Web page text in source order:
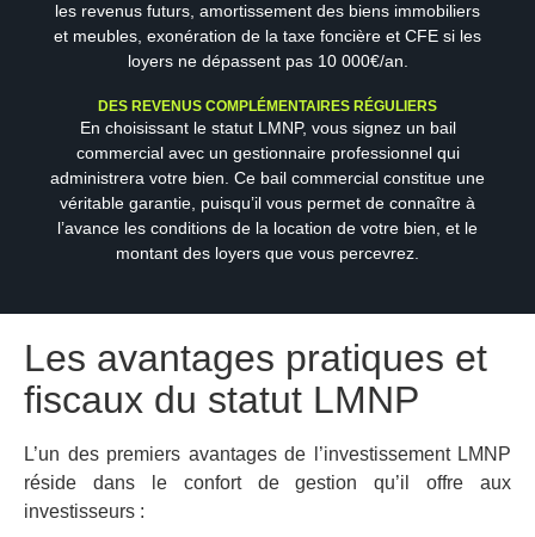
les revenus futurs, amortissement des biens immobiliers
et meubles, exonération de la taxe foncière et CFE si les
loyers ne dépassent pas 10 000€/an.
DES REVENUS COMPLÉMENTAIRES RÉGULIERS
En choisissant le statut LMNP, vous signez un bail
commercial avec un gestionnaire professionnel qui
administrera votre bien. Ce bail commercial constitue une
véritable garantie, puisqu’il vous permet de connaître à
l’avance les conditions de la location de votre bien, et le
montant des loyers que vous percevrez.
Les avantages pratiques et
fiscaux du statut LMNP
L’un des premiers avantages de l’investissement LMNP
réside dans le confort de gestion qu’il offre aux
investisseurs :